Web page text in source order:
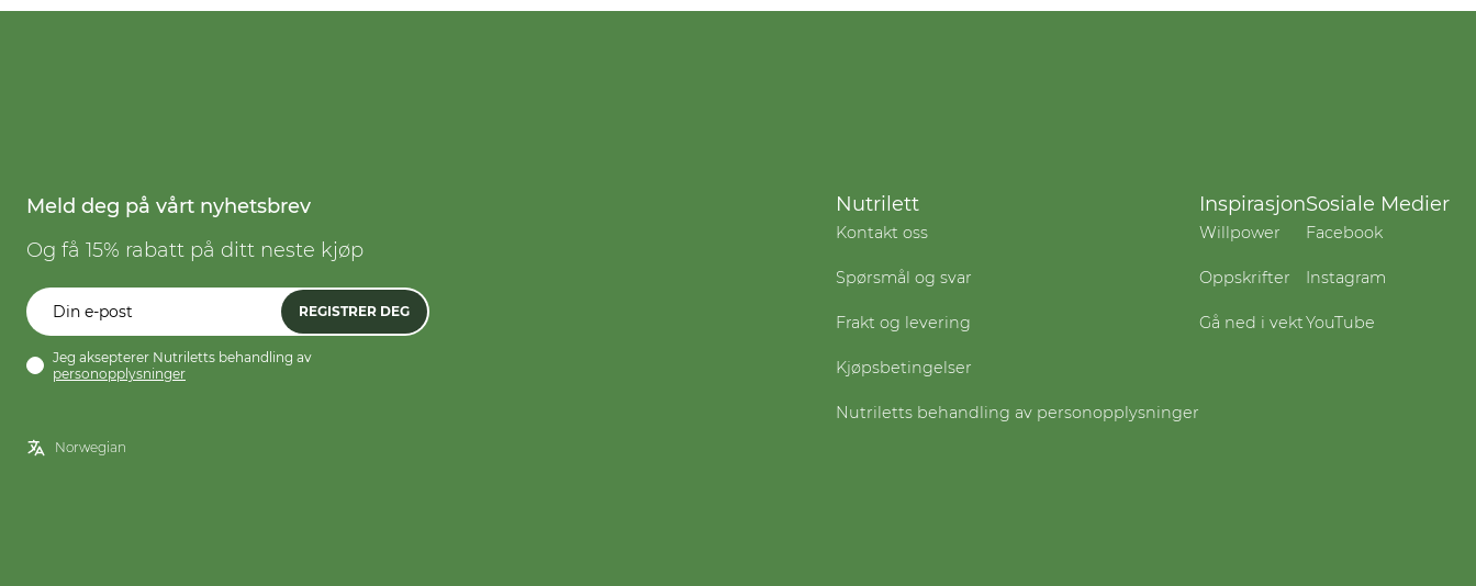
Meld deg på vårt nyhetsbrev
Og få 15% rabatt på ditt neste kjøp
REGISTRER DEG
Jeg aksepterer Nutriletts behandling av
personopplysninger
Nutrilett
Kontakt oss
Spørsmål og svar
Frakt og levering
Kjøpsbetingelser
Nutriletts behandling av personopplysninger
Inspirasjon
Willpower
Oppskrifter
Gå ned i vekt
Sosiale Medier
Facebook
Instagram
YouTube